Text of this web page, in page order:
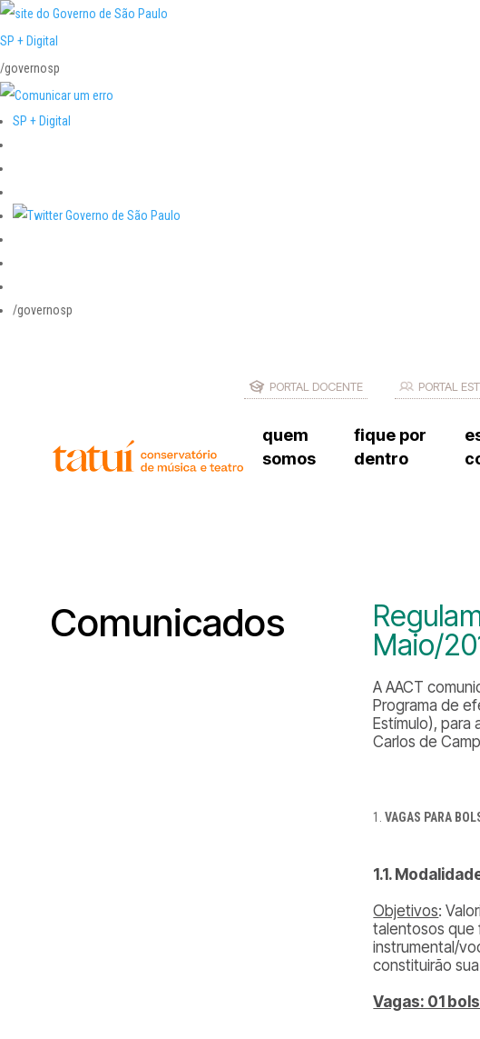
SP + Digital
/governosp
SP + Digital
/governosp
PORTAL DOCENTE PORTAL
quem
somos
fique por
dentro
Comunicados
Maio/
A AACT
Programa de
Estímulo), para
Carlos de
VAGAS PARA
1.1.
Objetivos:
talentosos que
instrumental/
constituirão
Vagas: 01